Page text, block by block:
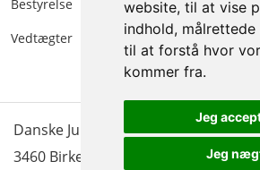
website, til at vise
indhold, målrettede
til at forstå hvor
kommer fra.
Jeg
Jeg
Bestyrelse
Vedtægter
Danske Juletræer - træer & grønt |
3460 Birkerød |
Tlf.: 45 35 24 12|